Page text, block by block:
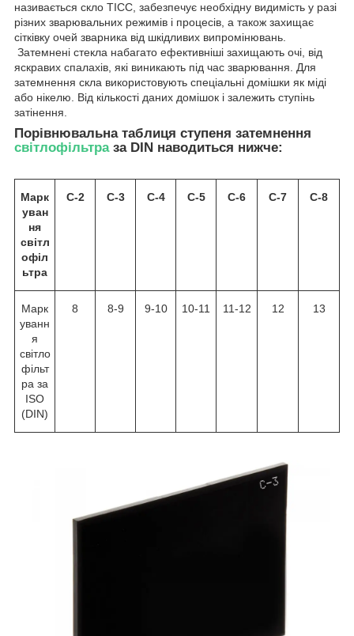
називається скло ТІСС, забезпечує необхідну видимість у разі
різних зварювальних режимів і процесів, а також захищає
сітківку очей зварника від шкідливих випромінювань.
Затемнені стекла набагато ефективніші захищають очі, від
яскравих спалахів, які виникають під час зварювання. Для
затемнення скла використовують спеціальні домішки як міді
або нікелю. Від кількості даних домішок і залежить ступінь
затінення.
Порівнювальна таблиця ступеня затемнення
світлофільтраза DIN наводиться нижче:
Марк
уван
ня
світл
офіл
ьтра
С-2 С-3 С-4 С-5 С-6 С-7 С-8
Марк
уванн
я
світло
фільт
ра за
ISO
(DIN)
8 8-9 9-10 10-11 11-12 12 13